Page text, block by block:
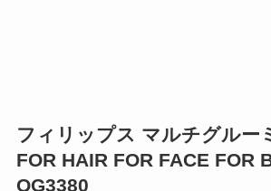
フィリップス マルチグルー
FOR HAIR FOR FACE FOR
QG3380